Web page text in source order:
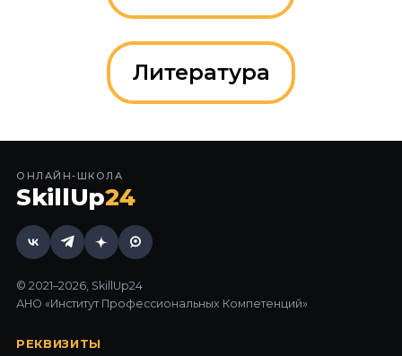
Литература
ОНЛАЙН-ШКОЛА
SkillUp24
© 2021–2026, SkillUp24
АНО «Институт Профессиональных Компетенций»
РЕКВИЗИТЫ